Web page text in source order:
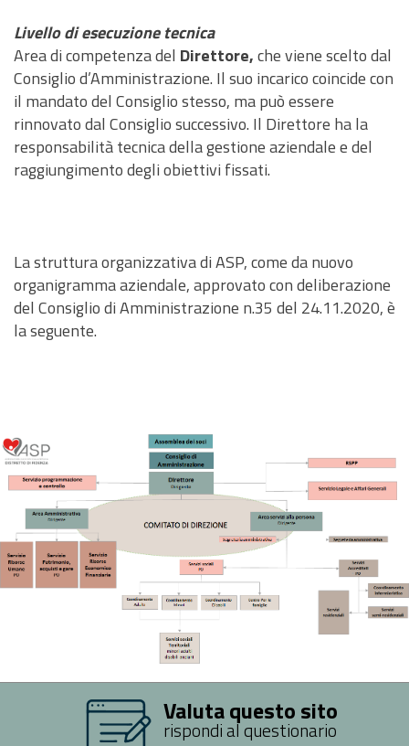
Livello di esecuzione tecnica
Area di competenza del Direttore,che viene scelto dal
Consiglio d’Amministrazione. Il suo incarico coincide con
il mandato del Consiglio stesso, ma può essere
rinnovato dal Consiglio successivo. Il Direttore ha la
responsabilità tecnica della gestione aziendale e del
raggiungimento degli obiettivi fissati.
La struttura organizzativa di ASP, come da nuovo
organigramma aziendale, approvato con deliberazione
del Consiglio di Amministrazione n.35 del 24.11.2020, è
la seguente.
Valuta questo sito
rispondi al questionario